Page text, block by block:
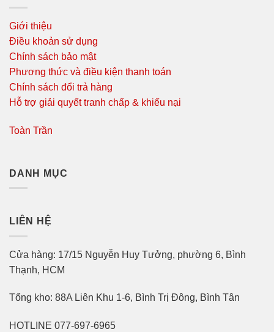
Giới thiệu
Điều khoản sử dụng
Chính sách bảo mật
Phương thức và điều kiện thanh toán
Chính sách đổi trả hàng
Hỗ trợ giải quyết tranh chấp & khiếu nại
Toàn Trần
DANH MỤC
LIÊN HỆ
Cửa hàng: 17/15 Nguyễn Huy Tưởng, phường 6, Bình
Thạnh, HCM
Tổng kho: 88A Liên Khu 1-6, Bình Trị Đông, Bình Tân
HOTLINE 077-697-6965